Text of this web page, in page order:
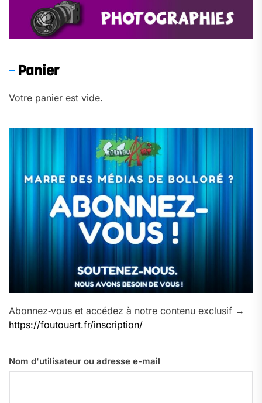
Panier
Votre panier est vide.
Abonnez‑vous et accédez à notre contenu exclusif →
https://foutouart.fr/inscription/
Nom d'utilisateur ou adresse e-mail